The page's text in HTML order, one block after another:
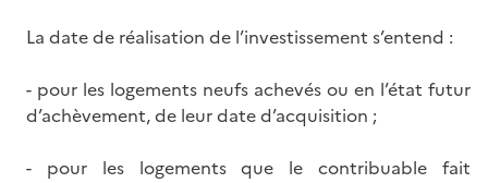
La date de réalisation de l’investissement s’entend :
- pour les logements neufs achevés ou en l’état futur
d’achèvement, de leur date d’acquisition ;
- pour les logements que le contribuable fait